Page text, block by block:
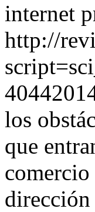
internet
http://
los
que
dirección